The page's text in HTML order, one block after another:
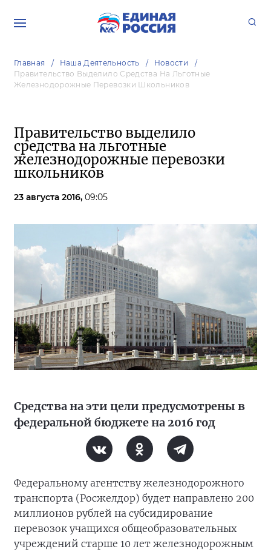
Главная Наша Деятельность
Новости
Правительство Выделило Средства На Льготные
Железнодорожные Перевозки Школьников
Правительство выделило
средства на льготные
железнодорожные перевозки
школьников
23 августа 2016, 09:05
Средства на эти цели предусмотрены в
федеральной бюджете на 2016 год
Федеральному агентству железнодорожного
транспорта (Росжелдор) будет направлено 200
миллионов рублей на субсидирование
перевозок учащихся общеобразовательных
учреждений старше 10 лет железнодорожным